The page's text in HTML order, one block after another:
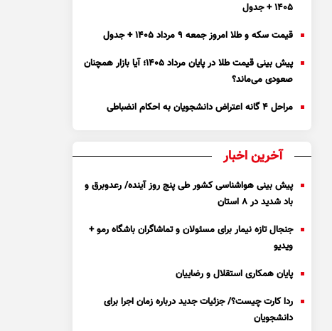
۱۴۰۵ + جدول
قیمت سکه و طلا امروز جمعه ۹ مرداد ۱۴۰۵ + جدول
پیش بینی قیمت طلا در پایان مرداد 1405؛ آیا بازار همچنان
صعودی می‌ماند؟
مراحل ۴ گانه اعتراض دانشجویان به احکام انضباطی
آخرین اخبار
پیش بینی هواشناسی کشور طی پنج روز آینده/ رعدوبرق و
باد شدید در ۸ استان
جنجال تازه نیمار برای مسئولان و تماشاگران باشگاه رمو +
ویدیو
پایان همکاری استقلال و رضاییان
ردا کارت چیست؟/ جزئیات جدید درباره زمان اجرا برای
دانشجویان